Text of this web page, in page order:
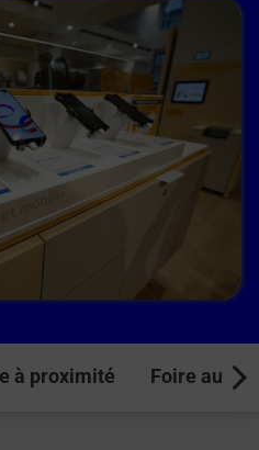
à proximité Foire aux